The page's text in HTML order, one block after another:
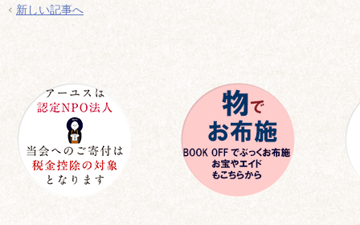
新しい記事へ